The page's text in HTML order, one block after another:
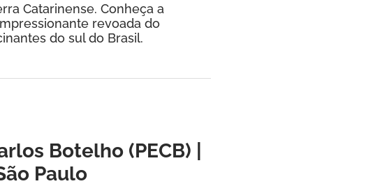
Catarinense. Conheça a
revoada do
do sul do Brasil.
Botelho (PECB) |
Paulo